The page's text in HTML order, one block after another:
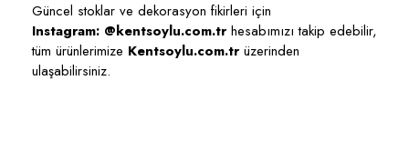
Güncel stoklar ve dekorasyon fikirleri için
Instagram: @kentsoylu.com.trhesabımızı takip edebilir,
tüm ürünlerimize Kentsoylu.com.trüzerinden
ulaşabilirsiniz.